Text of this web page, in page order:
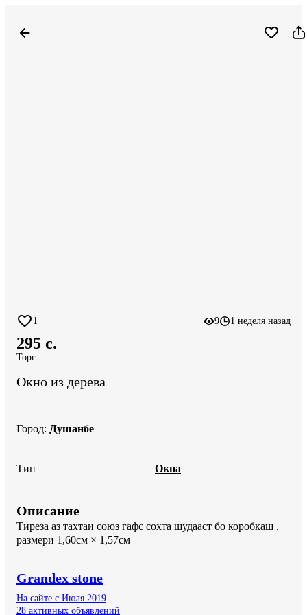
1 9 1 неделя назад
295 c.
Торг
Окно из дерева
Город: Душанбе
Тип Окна
Описание
Тиреза аз тахтаи союз гафс сохта шудааст бо коробкаш ,
размери 1,60см × 1,57см
Grandex stone
На сайте с Июля 2019
28 активных объявлений